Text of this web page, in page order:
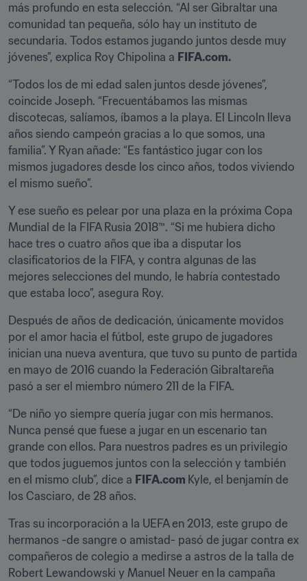
más profundo en esta selección. “Al ser Gibraltar una
comunidad tan pequeña, sólo hay un instituto de
secundaria. Todos estamos jugando juntos desde muy
jóvenes”, explica Roy Chipolina a FIFA.com.
“Todos los de mi edad salen juntos desde jóvenes”,
coincide Joseph. “Frecuentábamos las mismas
discotecas, salíamos, íbamos a la playa. El Lincoln lleva
años siendo campeón gracias a lo que somos, una
familia”. Y Ryan añade: “Es fantástico jugar con los
mismos jugadores desde los cinco años, todos viviendo
el mismo sueño”.
Y ese sueño es pelear por una plaza en la próxima Copa
Mundial de la FIFA Rusia 2018™. “Si me hubiera dicho
hace tres o cuatro años que iba a disputar los
clasificatorios de la FIFA, y contra algunas de las
mejores selecciones del mundo, le habría contestado
que estaba loco”, asegura Roy.
Después de años de dedicación, únicamente movidos
por el amor hacia el fútbol, este grupo de jugadores
inician una nueva aventura, que tuvo su punto de partida
en mayo de 2016 cuando la Federación Gibraltareña
pasó a ser el miembro número 211 de la FIFA.
“De niño yo siempre quería jugar con mis hermanos.
Nunca pensé que fuese a jugar en un escenario tan
grande con ellos. Para nuestros padres es un privilegio
que todos juguemos juntos con la selección y también
en el mismo club”, dice a FIFA.com Kyle, el benjamín de
los Casciaro, de 28 años.
Tras su incorporación a la UEFA en 2013, este grupo de
hermanos -de sangre o amistad- pasó de jugar contra ex
compañeros de colegio a medirse a astros de la talla de
Robert Lewandowski y Manuel Neuer en la campaña